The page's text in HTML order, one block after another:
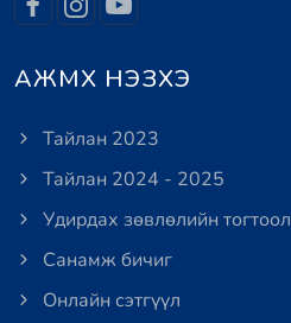
АЖМХ НЭЗХЭ
Тайлан 2023
Тайлан 2024 - 2025
Удирдах зөвлөлийн тогтоол
Санамж бичиг
Онлайн сэтгүүл